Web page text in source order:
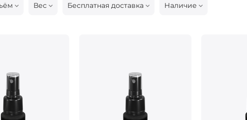
Вес Бесплатная доставка Наличие